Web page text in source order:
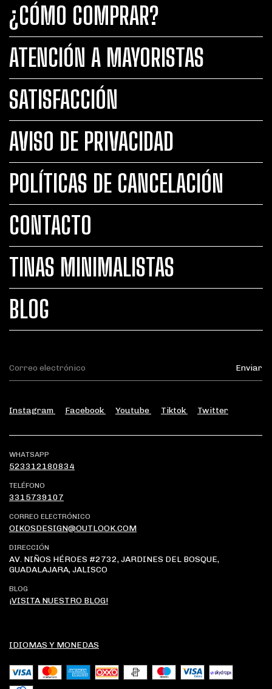
¿CÓMO COMPRAR?
ATENCIÓN A MAYORISTAS
SATISFACCIÓN
AVISO DE PRIVACIDAD
POLÍTICAS DE CANCELACIÓN
CONTACTO
TINAS MINIMALISTAS
BLOG
Instagram Facebook Youtube Tiktok Twitter
WHATSAPP
523312180834
TELÉFONO
3315739107
CORREO ELECTRÓNICO
OIKOSDESIGN@OUTLOOK.COM
DIRECCIÓN
AV. NIÑOS HÉROES #2732, JARDINES DEL BOSQUE,
GUADALAJARA, JALISCO
BLOG
¡VISITA NUESTRO BLOG!
IDIOMAS Y MONEDAS